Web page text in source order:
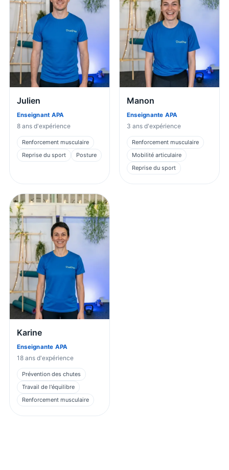
Julien
Enseignant APA
8 ans d'expérience
Renforcement musculaire
Reprise du sport
Posture
Manon
Enseignante APA
3 ans d'expérience
Renforcement musculaire
Mobilité articulaire
Reprise du sport
Karine
Enseignante APA
18 ans d'expérience
Prévention des chutes
Travail de l'équilibre
Renforcement musculaire